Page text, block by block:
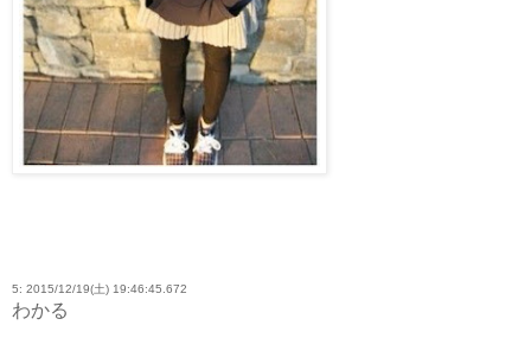
5: 2015/12/19(土) 19:46:45.672
わかる